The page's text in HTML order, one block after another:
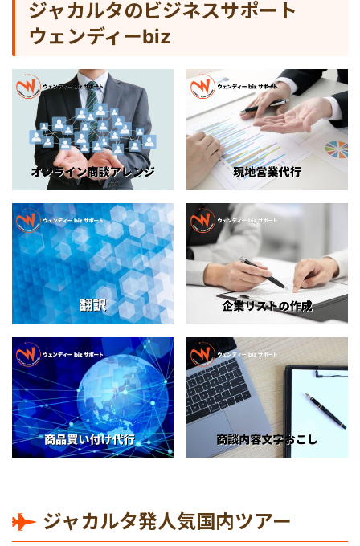
ジャカルタのビジネスサポート
ウェンディーbiz
ジャカルタ発人気国内ツアー